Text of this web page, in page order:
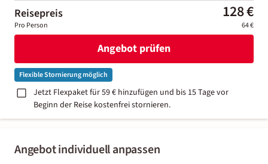
Angebot individuell anpassen
Reisepreis 128 €
Pro Person 64 €
Angebot prüfen
Flexible Stornierung möglich
Jetzt Flexpaket für 59 € hinzufügen und bis 15 Tage vor
Beginn der Reise kostenfrei stornieren.